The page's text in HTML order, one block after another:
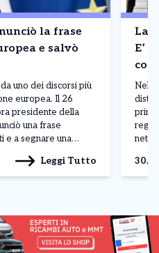
la frase
e salvò
uno dei discorsi più
europea. Il 26
presidente della
una frase
e a segnare una
tutto il necessario […]
Leggi Tutto
La
E’
Nel
30/